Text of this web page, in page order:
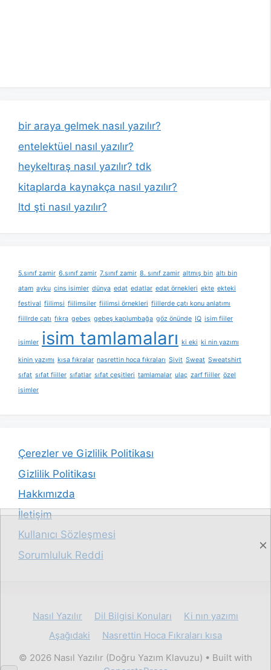
bir araya gelmek nasıl yazılır?
entelektüel nasıl yazılır?
heykeltıraş nasıl yazılır? tdk
kitaplarda kaynakça nasıl yazılır?
ltd şti nasıl yazılır?
5.sınıf zamir 6.sınıf zamir 7.sınıf zamir 8. sınıf zamir altmış bin altı bin
atam ayku cins isimler dünya edat edatlar edat örnekleri ekte ekteki
festival fiilimsi fiilimsiler fiilimsi örnekleri fiillerde çatı konu anlatımı
fiillrde çatı fıkra gebeş gebeş kaplumbağa göz önünde IQ isim fiiler
isimler isim tamlamaları ki eki ki nin yazımı
kinin yazımı kısa fıkralar nasrettin hoca fıkraları Sivit Sweat Sweatshirt
sıfat sıfat fiiller sıfatlar sıfat çeşitleri tamlamalar ulaç zarf fiiller özel
isimler
Çerezler ve Gizlilik Politikası
Gizlilik Politikası
Hakkımızda
İletişim
Kullanıcı Sözleşmesi
Sorumluluk Reddi
Nasıl Yazılır Dil Bilgisi Konuları
Ki nın yazımı
Aşağıdaki
Nasrettin Hoca Fıkraları kısa
© 2026 Nasıl Yazılır (Doğru Yazım Klavuzu) • Built with